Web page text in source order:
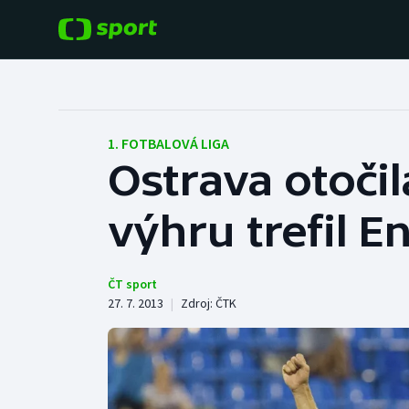
Hokej
Tenis
Cyklistika
Baseball a softbal
Basketbal
Boby a skeleton
Box
1. FOTBALOVÁ LIGA
Ostrava
výhru trefil
ČT sport
27. 7. 2013 | Zdroj: ČTK